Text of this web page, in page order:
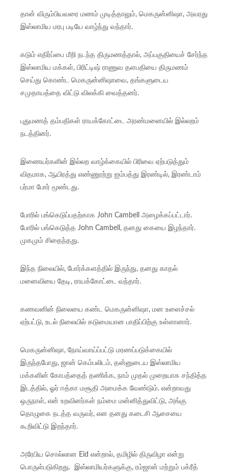
தான் விரும்பியவரை மணம் முடித்தாலும், மெகருன்னிஷா, அவரது
இஸ்லாமிய மரபு படியே வாழ்ந்து வந்தார்.
கடும் எதிர்ப்பை மீறி நடந்த திருமணத்தால், அப்பகுதியைச் சேர்ந்த
இஸ்லாமிய மக்கள், பிரிட்டிஷ் ராணுவ தளபதியை திருமணம்
செய்து கொண்ட மெகருன்னிஷாவை, தங்களுடைய
சமுதாயத்தை விட்டு விலக்கி வைத்தனர்.
புதுமணத் தம்பதிகள் ராயக்கோட்டை அரண்மனையில் இல்லறம்
நடத்தினர்.
இணையர்களின் இல்லற வாழ்க்கையில் பிரிவை ஏற்படுத்தும்
விதமாக, ஆயிரத்து எண்ணூற்று ஐம்பத்து இரண்டில், இரண்டாம்
பர்மா போர் மூண்டது.
போரில் பங்கெடுப்பதற்காக John Cambell அழைக்கப்பட்டார்.
போரில் பங்கெடுத்த John Cambell, தனது கையை இழந்தார்.
முகமும் சிதைந்தது.
இந்த நிலையில், போர்க்களத்தில் இருந்து, தனது காதல்
மனைவியை தேடி, ராயக்கோட்டை வந்தார்.
கணவனின் நிலையை கண்ட மெகருன்னிஷா, மன உளைச்சல்
ஏற்பட்டு, உடல் நிலையில் கடுமையான பாதிப்பிற்கு உள்ளானார்.
மெகருன்னிஷா, நோய்வாய்ப்பட்டு மரணப்படுக்கையில்
இருந்தபோது, ஜான் கெம்பலிடம், தன்னுடைய இஸ்லாமிய
மக்களின் கோபத்தைத் தணிக்க, நாம் முதல் முறையாக சந்தித்த
இடத்தில், ஓர் ஈத்கா மசூதி அமைக்க வேண்டும். என்றாவது
ஒருநாள், என் உறவினர்கள் நம்மை மன்னித்துவிட்டு, அங்கு
தொழுகை நடத்த வருவர், என தனது கடைசி ஆசையை
கூறிவிட்டு இறந்தார்.
அரேபிய சொல்லான Eid என்றால், தமிழில் திருவிழா என்று
பொருள்படுகிறது. இஸ்லாமியர்களுக்கு, ரம்ஜான் மற்றும் பக்ரீத்